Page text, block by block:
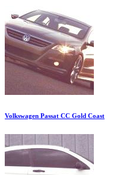
Volkswagen Passat CC Gold Coast